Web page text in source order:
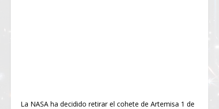
La NASA ha decidido retirar el cohete de Artemisa 1 de